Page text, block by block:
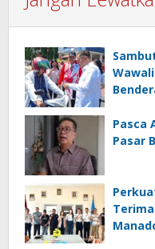
Pasca
Pasar